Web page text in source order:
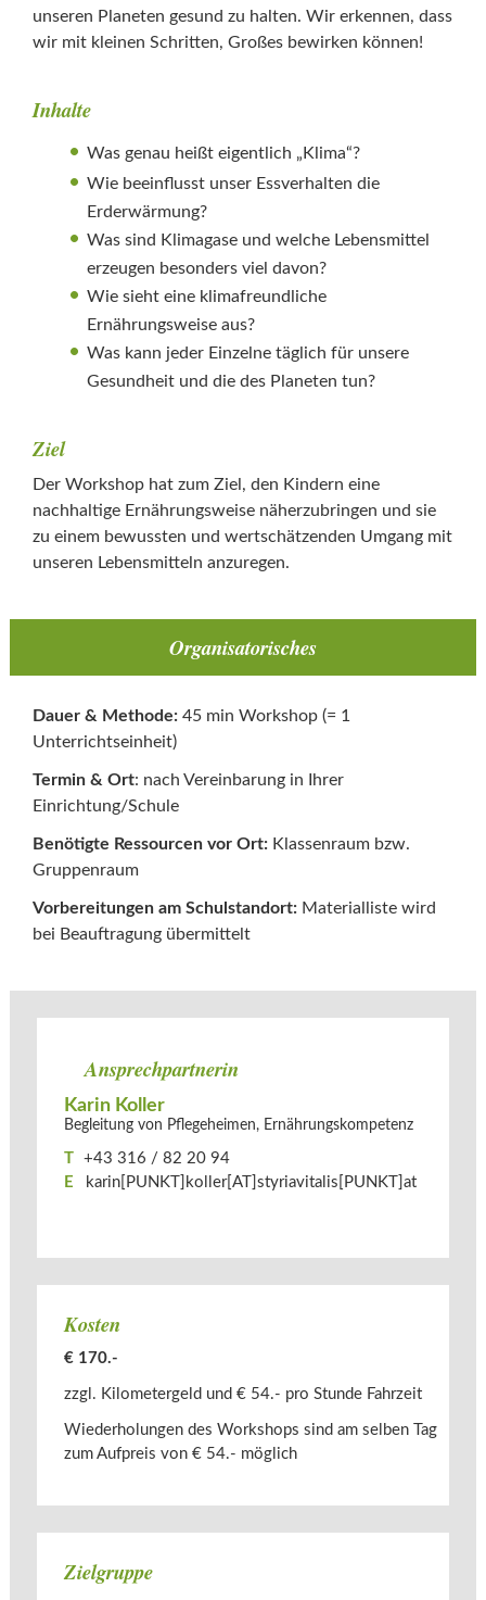
unseren Planeten gesund zu halten. Wir erkennen, dass
wir mit kleinen Schritten, Großes bewirken können!
Inhalte
Was genau heißt eigentlich „Klima“?
Wie beeinflusst unser Essverhalten die
Erderwärmung?
Was sind Klimagase und welche Lebensmittel
erzeugen besonders viel davon?
Wie sieht eine klimafreundliche
Ernährungsweise aus?
Was kann jeder Einzelne täglich für unsere
Gesundheit und die des Planeten tun?
Ziel
Der Workshop hat zum Ziel, den Kindern eine
nachhaltige Ernährungsweise näherzubringen und sie
zu einem bewussten und wertschätzenden Umgang mit
unseren Lebensmitteln anzuregen.
Organisatorisches
Dauer & Methode: 45 min Workshop (= 1
Unterrichtseinheit)
Termin & Ort: nach Vereinbarung in Ihrer
Einrichtung/Schule
Benötigte Ressourcen vor Ort: Klassenraum bzw.
Gruppenraum
Vorbereitungen am Schulstandort: Materialliste wird
bei Beauftragung übermittelt
Ansprechpartnerin
Karin Koller
Begleitung von Pflegeheimen, Ernährungskompetenz
T +43 316 / 82 20 94
E
karin[PUNKT]koller[AT]​styriavitalis[PUNKT]at
Kosten
€ 170.-
zzgl. Kilometergeld und € 54.- pro Stunde Fahrzeit
Wiederholungen des Workshops sind am selben Tag
zum Aufpreis von € 54.- möglich
Zielgruppe